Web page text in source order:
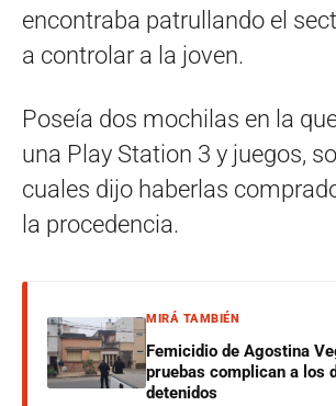
encontraba patrullando el
a controlar a la joven.
Poseía dos mochilas en la
una Play Station 3 y juegos,
cuales dijo haberlas
la procedencia.
MIRÁ TAMBIÉN
Femicidio de Agostina
pruebas complican a los
detenidos